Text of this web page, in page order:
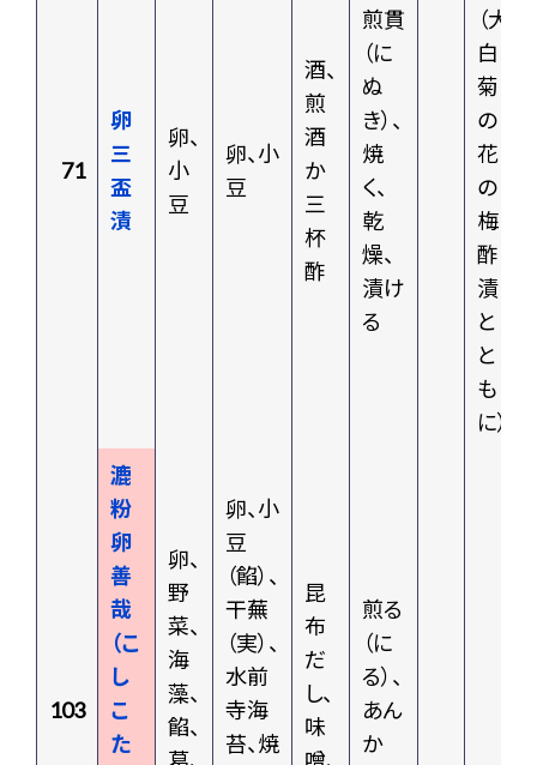
71
卵
三
盃
漬
卵、
小
豆
卵、小
豆
酒、
煎
酒
か
三
杯
酢
煎貫
（に
ぬ
き）、
焼
く、
乾
燥、
漬け
る
（大
白
菊
の
花
の
梅
酢
漬
と
と
も
に）
103
漉
粉
卵
善
哉
（こ
し
こ
た
卵、
野
菜、
海
藻、
餡、
葛、
卵、小
豆
（餡）、
干蕪
（実）、
水前
寺海
苔、焼
昆
布
だ
し、
味
噌、
煎る
（に
る）、
あん
か